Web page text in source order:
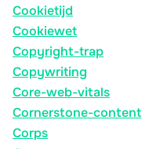
Cookietijd
Cookiewet
Copyright-trap
Copywriting
Core-web-vitals
Cornerstone-content
Corps